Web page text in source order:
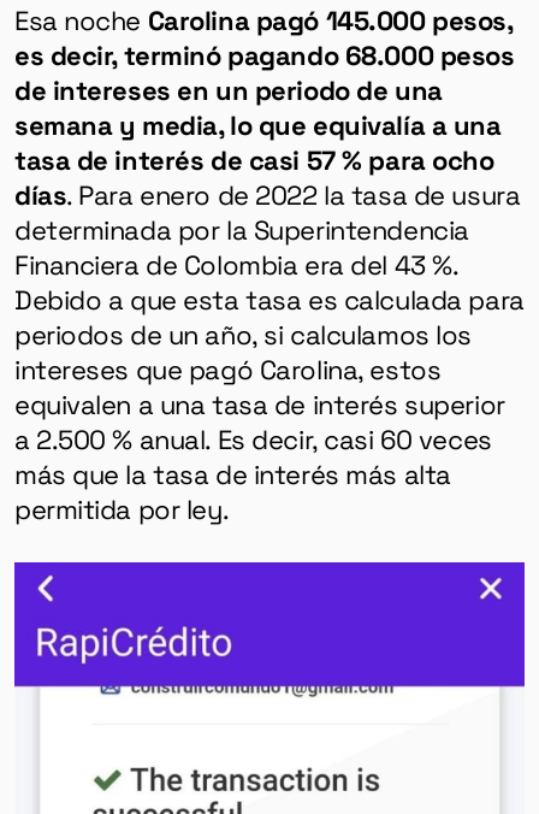
Esa noche Carolina pagó 145.000 pesos,
es decir, terminó pagando 68.000 pesos
de intereses en un periodo de una
semana y media, lo que equivalía a una
tasa de interés de casi 57 % para ocho
días. Para enero de 2022 la tasa de usura
determinada por la Superintendencia
Financiera de Colombia era del 43 %.
Debido a que esta tasa es calculada para
periodos de un año, si calculamos los
intereses que pagó Carolina, estos
equivalen a una tasa de interés superior
a 2.500 % anual. Es decir, casi 60 veces
más que la tasa de interés más alta
permitida por ley.